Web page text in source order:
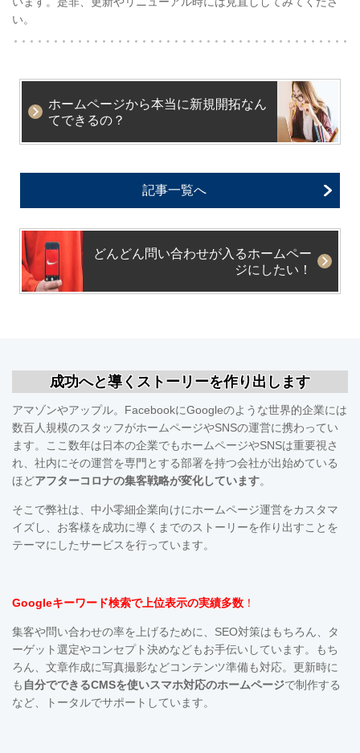
い。
ホームページから本当に新規開拓なん
てできるの？
記事一覧へ
どんどん問い合わせが入るホームペー
ジにしたい！
成功へと導くストーリーを作り出します
アマゾンやアップル。FacebookにGoogleのような世界的企業には
数百人規模のスタッフがホームページやSNSの運営に携わってい
ます。ここ数年は日本の企業でもホームページやSNSは重要視さ
れ、社内にその運営を専門とする部署を持つ会社が出始めている
ほどアフターコロナの集客戦略が変化しています。
そこで弊社は、中小零細企業向けにホームページ運営をカスタマ
イズし、お客様を成功に導くまでのストーリーを作り出すことを
テーマにしたサービスを行っています。
Googleキーワード検索で上位表示の実績多数 ！
集客や問い合わせの率を上げるために、SEO対策はもちろん、タ
ーゲット選定やコンセプト決めなどもお手伝いしています。もち
ろん、文章作成に写真撮影などコンテンツ準備も対応。更新時に
も 自分でできるCMSを使いスマホ対応のホームページで制作する
など、トータルでサポートしています。